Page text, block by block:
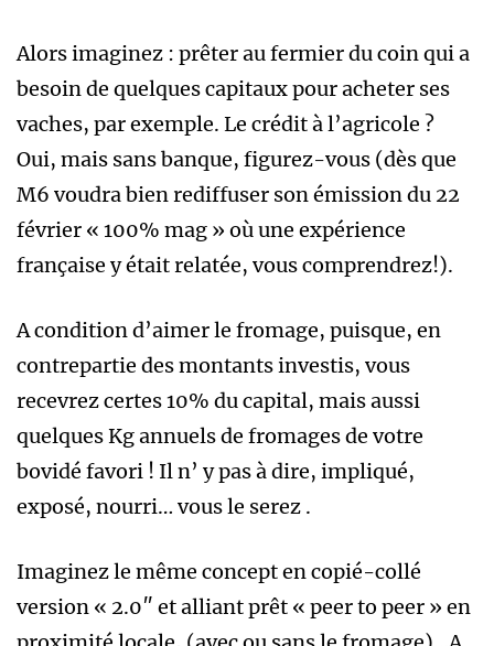
Alors imaginez : prêter au fermier du coin qui a
besoin de quelques capitaux pour acheter ses
vaches, par exemple. Le crédit à l’agricole ?
Oui, mais sans banque, figurez-vous (dès que
M6 voudra bien rediffuser son émission du 22
février « 100% mag » où une expérience
française y était relatée, vous comprendrez!).
A condition d’aimer le fromage, puisque, en
contrepartie des montants investis, vous
recevrez certes 10% du capital, mais aussi
quelques Kg annuels de fromages de votre
bovidé favori ! Il n’ y pas à dire, impliqué,
exposé, nourri… vous le serez .
Imaginez le même concept en copié-collé
version « 2.0″ et alliant prêt « peer to peer » en